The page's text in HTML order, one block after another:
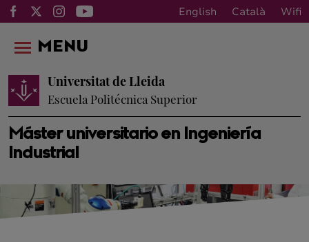
English Català Wifi
Máster universitario en Ingeniería
Industrial
Universitat de Lleida
Escuela Politécnica Superior
MENU